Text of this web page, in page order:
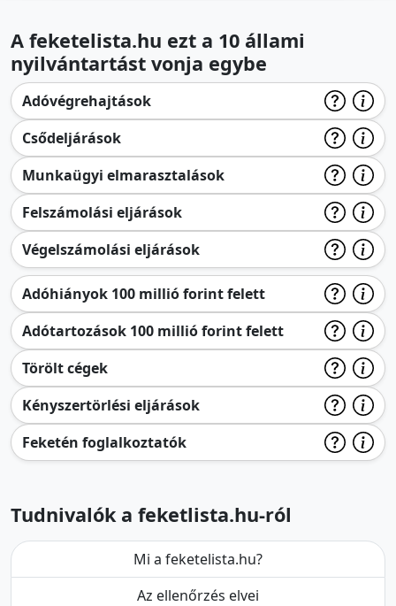
A feketelista.hu ezt a 10 állami
nyilvántartást vonja egybe
Adóvégrehajtások
Csődeljárások
Munkaügyi elmarasztalások
Felszámolási eljárások
Végelszámolási eljárások
Adóhiányok 100 millió forint felett
Adótartozások 100 millió forint felett
Törölt cégek
Kényszertörlési eljárások
Feketén foglalkoztatók
Tudnivalók a feketlista.hu-ról
Mi a feketelista.hu?
Az ellenőrzés elvei